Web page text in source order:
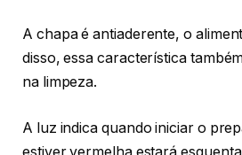
A chapa é antiaderente, o
disso, essa característica
na limpeza.
A luz indica quando iniciar o